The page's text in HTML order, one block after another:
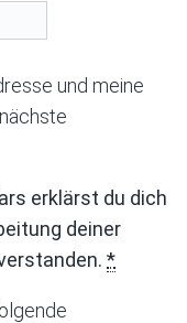
und meine
erklärst du dich
deiner
*